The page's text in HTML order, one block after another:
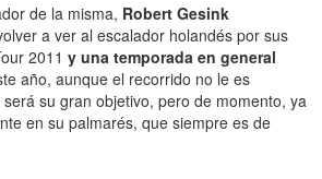
de la misma, Robert Gesink
a ver al escalador holandés por sus
2011 y una temporada en general
año, aunque el recorrido no le es
su gran objetivo, pero de momento, ya
en su palmarés, que siempre es de